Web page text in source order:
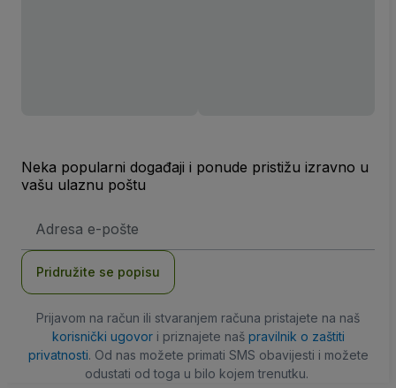
Neka popularni događaji i ponude pristižu izravno u
vašu ulaznu poštu
mail
Pridružite se popisu
Prijavom na račun ili stvaranjem računa pristajete na naš
korisnički ugovori priznajete naš pravilnik o zaštiti
privatnosti. Od nas možete primati SMS obavijesti i možete
odustati od toga u bilo kojem trenutku.